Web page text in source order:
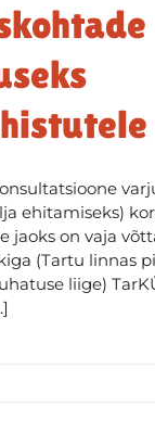
ehitamiseks)
jaoks on vaja
(Tartu linnas
liige)